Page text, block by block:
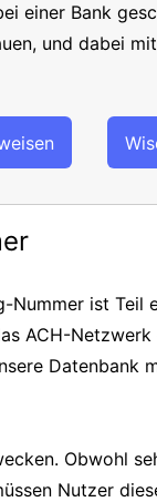
einer Bank
und dabei
Nummer ist Teil
ACH-
Datenbank
Obwohl
Nutzer